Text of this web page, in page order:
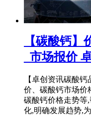
【碳酸钙
_市场报价
【卓创资讯碳酸
价、碳酸钙市场价
碳酸钙价格走势等
化,明确发展趋势,